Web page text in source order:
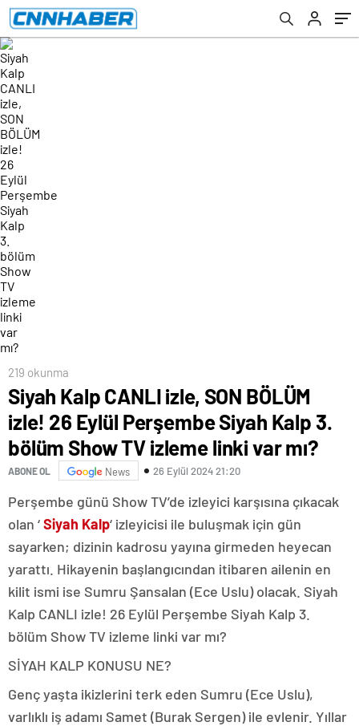
TV izleme linki var mı?
219 okunma
Siyah Kalp CANLI izle, SON BÖLÜM
izle! 26 Eylül Perşembe Siyah Kalp 3.
bölüm Show TV izleme linki var mı?
ABONE OL News 26 Eylül 2024 21:20
Perşembe günü Show TV’de izleyici karşısına çıkacak
olan ‘Siyah Kalp‘ izleyicisi ile buluşmak için gün
sayarken; dizinin kadrosu yayına girmeden heyecan
yarattı. Hikayenin başlangıcından itibaren ailenin en
kilit ismi ise Sumru Şansalan (Ece Uslu) olacak. Siyah
Kalp CANLI izle! 26 Eylül Perşembe Siyah Kalp 3.
bölüm Show TV izleme linki var mı?
SİYAH KALP KONUSU NE?
Genç yaşta ikizlerini terk eden Sumru (Ece Uslu),
varlıklı iş adamı Samet (Burak Sergen) ile evlenir. Yıllar